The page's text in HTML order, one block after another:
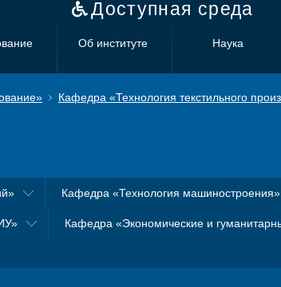
Доступная среда
Об институте Наука
Кафедра «Технология текстильного
Кафедра «Технология машиностроения»
Кафедра «Экономические и